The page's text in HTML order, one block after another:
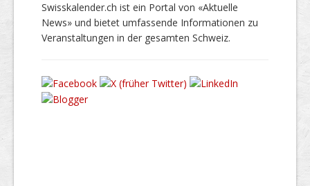
Swisskalender.ch ist ein Portal von «Aktuelle
News» und bietet umfassende Informationen zu
Veranstaltungen in der gesamten Schweiz.